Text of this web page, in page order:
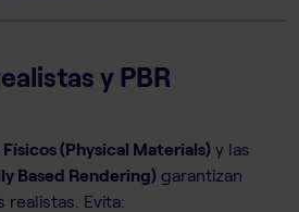
y PBR
(Physical Materials) y las
Based Rendering) garantizan
realistas. Evita: